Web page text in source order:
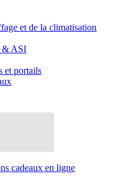
et de la climatisation
& ASI
et portails
cadeaux en ligne